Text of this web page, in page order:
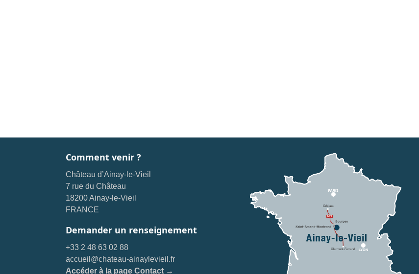
Comment venir ?
Château d’Ainay-le-Vieil
7 rue du Château
18200 Ainay-le-Vieil
FRANCE
Demander un renseignement
+33 2 48 63 02 88
accueil@chateau-ainaylevieil.fr
Accéder à la page Contact →